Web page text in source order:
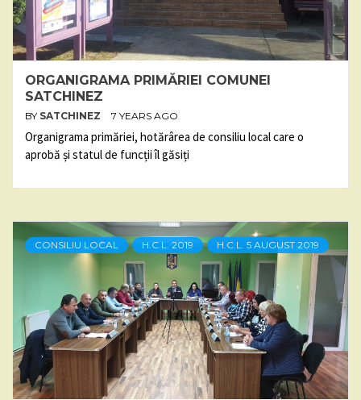
ORGANIGRAMA PRIMĂRIEI COMUNEI
SATCHINEZ
BY SATCHINEZ 7 YEARS AGO
Organigrama primăriei, hotărârea de consiliu local care o
aprobă și statul de funcții îl găsiți
CONSILIU LOCAL H.C.L. 2019 H.C.L. 5 AUGUST 2019